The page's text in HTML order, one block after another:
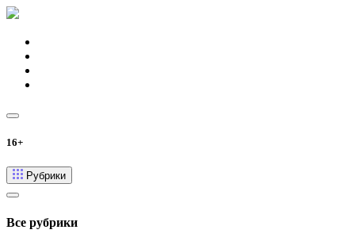
16+
Рубрики
Все рубрики